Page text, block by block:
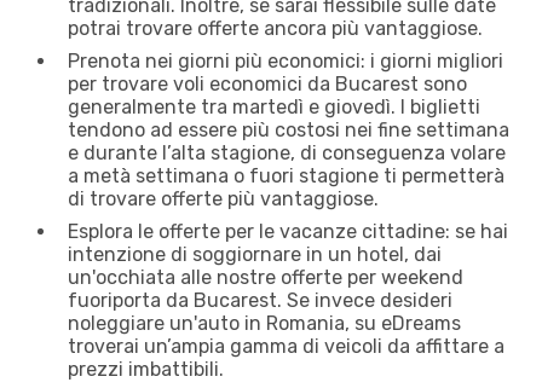
tradizionali. Inoltre, se sarai flessibile sulle date
potrai trovare offerte ancora più vantaggiose.
Prenota nei giorni più economici: i giorni migliori
per trovare voli economici da Bucarest sono
generalmente tra martedì e giovedì. I biglietti
tendono ad essere più costosi nei fine settimana
e durante l’alta stagione, di conseguenza volare
a metà settimana o fuori stagione ti permetterà
di trovare offerte più vantaggiose.
Esplora le offerte per le vacanze cittadine: se hai
intenzione di soggiornare in un hotel, dai
un'occhiata alle nostre offerte per weekend
fuoriporta da Bucarest. Se invece desideri
noleggiare un'auto in Romania, su eDreams
troverai un’ampia gamma di veicoli da affittare a
prezzi imbattibili.